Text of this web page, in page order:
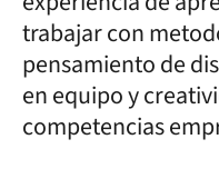
trabajar con
pensamiento de
en equipo y
competencias